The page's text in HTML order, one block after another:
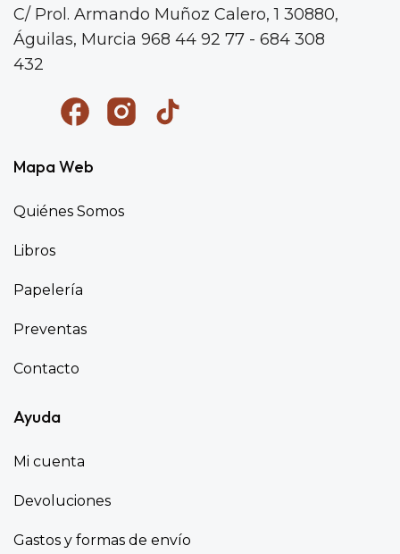
C/ Prol. Armando Muñoz Calero, 1 30880,
Águilas, Murcia 968 44 92 77 - 684 308
432
Mapa Web
Quiénes Somos
Libros
Papelería
Preventas
Contacto
Ayuda
Mi cuenta
Devoluciones
Gastos y formas de envío